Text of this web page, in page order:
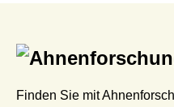
Finden Sie mit